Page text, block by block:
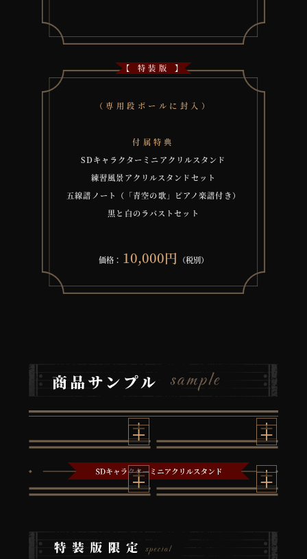
【 特装版 】
（専用段ボールに封入）
付属特典
SDキャラクターミニアクリルスタンド
練習風景アクリルスタンドセット
五線譜ノート（「青空の歌」ピアノ楽譜付き）
黒と白のラバストセット
価格： 10,000円 （税別）